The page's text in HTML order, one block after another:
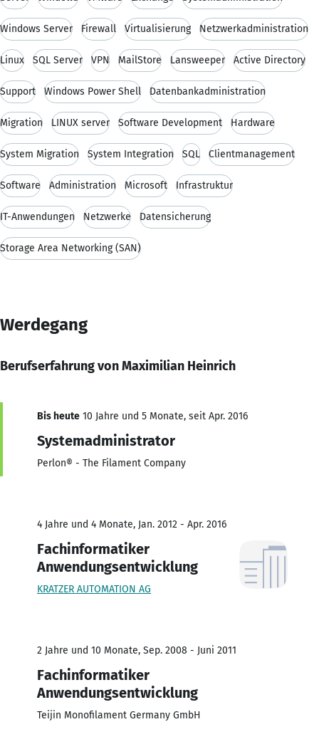
Windows Server Firewall Virtualisierung Netzwerkadministration
Linux SQL Server VPN MailStore Lansweeper Active Directory
Support Windows Power Shell Datenbankadministration
Migration LINUX server Software Development Hardware
System Migration System Integration SQL Clientmanagement
Software Administration Microsoft Infrastruktur
IT-Anwendungen Netzwerke Datensicherung
Storage Area Networking (SAN)
Werdegang
Berufserfahrung von Maximilian Heinrich
Bis heute 10 Jahre und 5 Monate, seit Apr. 2016
Systemadministrator
Perlon® - The Filament Company
4 Jahre und 4 Monate, Jan. 2012 - Apr. 2016
Fachinformatiker
Anwendungsentwicklung
KRATZER AUTOMATION AG
2 Jahre und 10 Monate, Sep. 2008 - Juni 2011
Fachinformatiker
Anwendungsentwicklung
Teijin Monofilament Germany GmbH